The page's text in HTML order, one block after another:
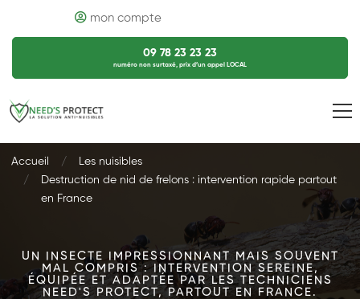
mon compte
09 78 23 23 23
numéro non surtaxé, prix d’un appel LOCAL
Accueil
Les nuisibles
Destruction de nid de frelons : intervention rapide partout
en France
UN INSECTE IMPRESSIONNANT MAIS SOUVENT
MAL COMPRIS : INTERVENTION SEREINE,
ÉQUIPÉE ET ADAPTÉE PAR LES TECHNICIENS
NEED'S PROTECT, PARTOUT EN FRANCE.